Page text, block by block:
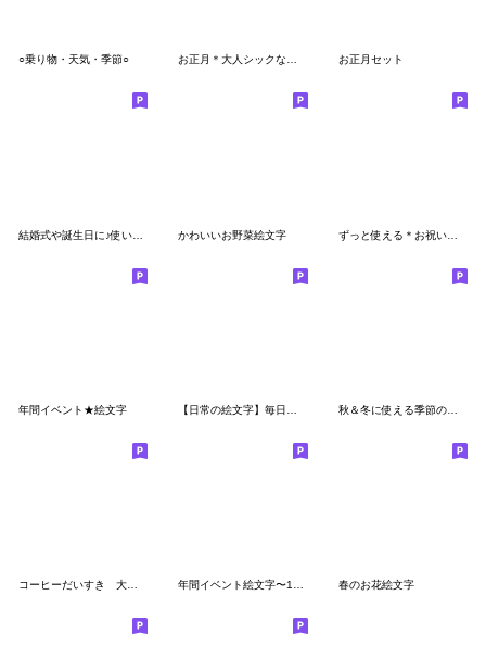
○乗り物・天気・季節○ お正月＊大人シックな絵文字 【再販】 お正月セット
かわいいお野菜絵文字 ずっと使える＊お祝い＆イベント＊絵文字＊
年間イベント★絵文字 秋＆冬に使える季節の絵文字
コーヒーだいすき 大人絵文字 年間イベント絵文字〜12年間使えちゃう〜 春のお花絵文字